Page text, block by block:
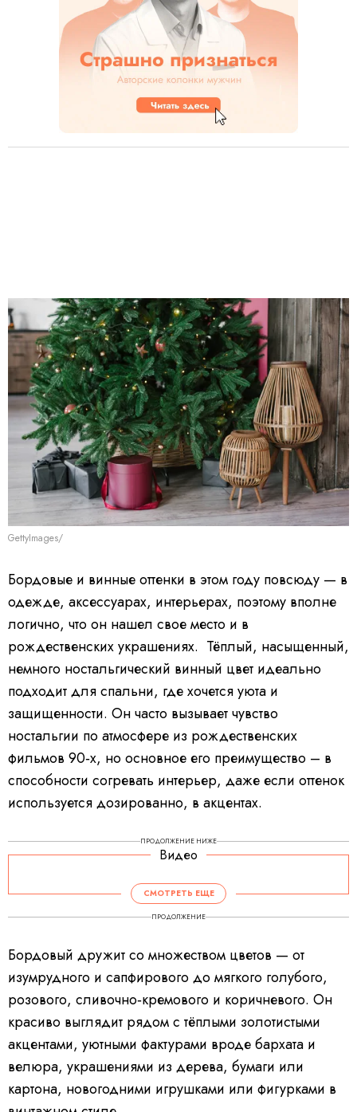
GettyImages/
Бордовые и винные оттенки в этом году повсюду — в
одежде, аксессуарах, интерьерах, поэтому вполне
логично, что он нашел свое место и в
рождественских украшениях. Тёплый, насыщенный,
немного ностальгический винный цвет идеально
подходит для спальни, где хочется уюта и
защищенности. Он часто вызывает чувство
ностальгии по атмосфере из рождественских
фильмов 90‑х, но основное его преимущество – в
способности согревать интерьер, даже если оттенок
используется дозированно, в акцентах.
ПРОДОЛЖЕНИЕ НИЖЕ
Видео
СМОТРЕТЬ ЕЩЕ
ПРОДОЛЖЕНИЕ
Бордовый дружит со множеством цветов — от
изумрудного и сапфирового до мягкого голубого,
розового, сливочно‑кремового и коричневого. Он
красиво выглядит рядом с тёплыми золотистыми
акцентами, уютными фактурами вроде бархата и
велюра, украшениями из дерева, бумаги или
картона, новогодними игрушками или фигурками в